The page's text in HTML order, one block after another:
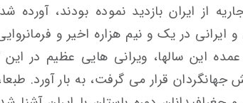
از ایران بازدید نموده بودند، آورده
در یک و نیم هزاره اخیر و
این سالها، ویرانی هایی عظیم در
قرار می گرفت، به بار آورد.